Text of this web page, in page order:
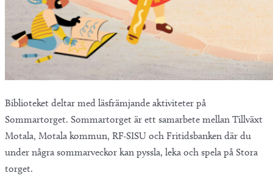
Biblioteket deltar med läsfrämjande aktiviteter på
Sommartorget. Sommartorget är ett samarbete mellan Tillväxt
Motala, Motala kommun, RF-SISU och Fritidsbanken där du
under några sommarveckor kan pyssla, leka och spela på Stora
torget.